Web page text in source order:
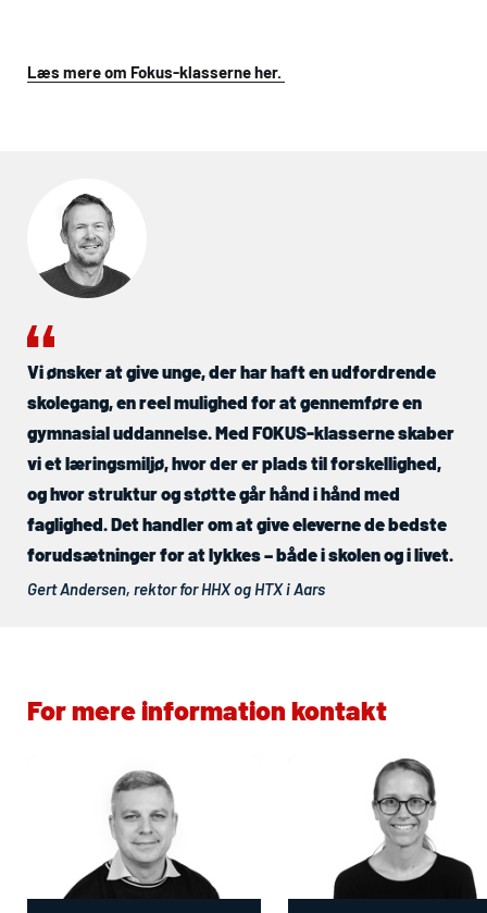
Læs mere om Fokus-klasserne her.
Vi ønsker at give unge, der har haft en udfordrende
skolegang, en reel mulighed for at gennemføre en
gymnasial uddannelse. Med FOKUS-klasserne skaber
vi et læringsmiljø, hvor der er plads til forskellighed,
og hvor struktur og støtte går hånd i hånd med
faglighed. Det handler om at give eleverne de bedste
forudsætninger for at lykkes – både i skolen og i livet.
Gert Andersen, rektor forHHXog HTXi Aars
For mere information kontakt